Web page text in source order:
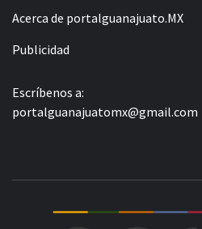
Acerca de portalguanajuato.MX
Publicidad
Escríbenos a:
portalguanajuatomx@gmail.com